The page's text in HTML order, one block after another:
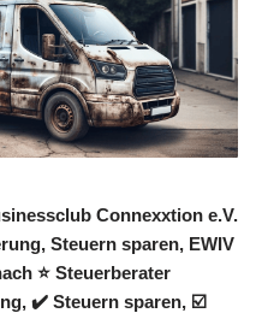
Connexxtion e.V.
Steuern sparen, EWIV
⭐ Steuerberater
✔️ Steuern sparen, ☑️